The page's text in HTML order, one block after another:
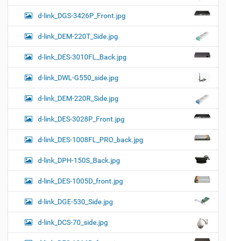
d-link_DGS-3426P_Front.jpg
d-link_DEM-220T_Side.jpg
d-link_DES-3010FL_Back.jpg
d-link_DWL-G550_side.jpg
d-link_DEM-220R_Side.jpg
d-link_DES-3028P_Front.jpg
d-link_DES-1008FL_PRO_back.jpg
d-link_DPH-150S_Back.jpg
d-link_DES-1005D_front.jpg
d-link_DGE-530_Side.jpg
d-link_DCS-70_side.jpg